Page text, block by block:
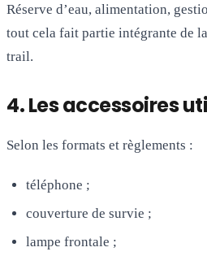
Réserve d’eau, alimentation,
tout cela fait partie intégrante de
trail.
4. Les accessoires
Selon les formats et règlements :
téléphone ;
couverture de survie ;
lampe frontale ;